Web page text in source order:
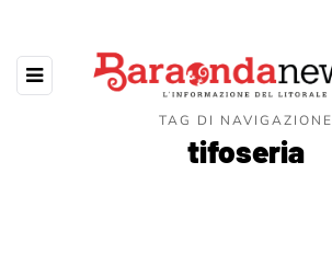
TAG DI NAVIGAZIONE
tifoseria